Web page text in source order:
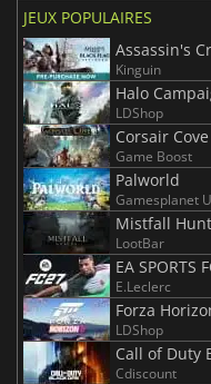
JEUX POPULAIRES
Assassin's
Kinguin
Halo
LDShop
Corsair Cove
Game Boost
Palworld
Gamesplanet
Mistfall
LootBar
EA SPORTS
E.Leclerc
Forza
LDShop
Call of Duty
Cdiscount